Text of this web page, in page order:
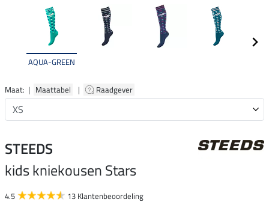
AQUA-GREEN
Maat: | Maattabel | Raadgever
STEEDS
kids kniekousen Stars
4.5 13 Klantenbeoordeling